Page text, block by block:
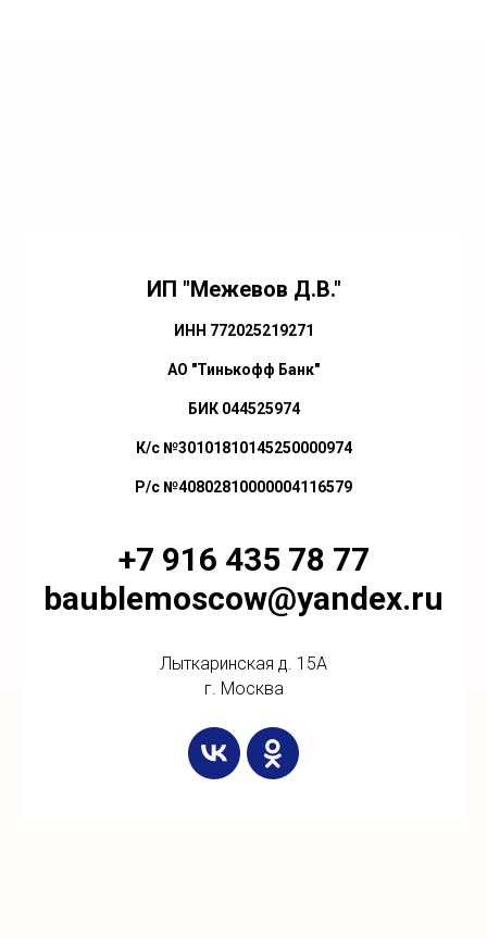
ИП "Межевов Д.В."
ИНН 772025219271
АО "Тинькофф Банк"
БИК 044525974
К/с №30101810145250000974
Р/с №40802810000004116579
+7 916 435 78 77
baublemoscow@yandex.ru
Лыткаринская д. 15А
г. Москва